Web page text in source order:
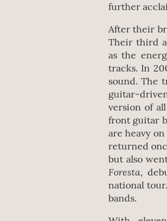
further
After their
Their third
as the
tracks. In
sound. The
guitar-
version of
front guitar
are heavy
returned
but also
Foresta,
national
bands.